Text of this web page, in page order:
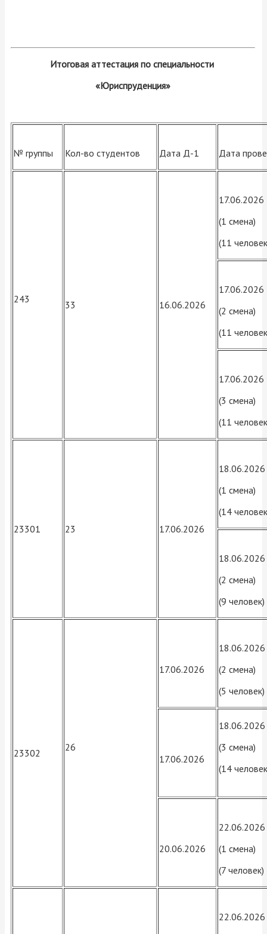
Итоговая аттестация по специальности
«Юриспруденция»
№ группы Кол-во студентов Дата Д-1 Дата
243 33 16.06.2026
17.06.2026
(1 смена)
(11
17.06.2026
(2 смена)
(11
17.06.2026
(3 смена)
(11
23301 23 17.06.2026
18.06.2026
(1 смена)
(14
18.06.2026
(2 смена)
(9 человек)
23302 26
17.06.2026
18.06.2026
(2 смена)
(5 человек)
17.06.2026
18.06.2026
(3 смена)
(14
20.06.2026
22.06.2026
(1 смена)
(7 человек)
22.06.2026